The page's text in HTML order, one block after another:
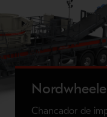
Chancador de